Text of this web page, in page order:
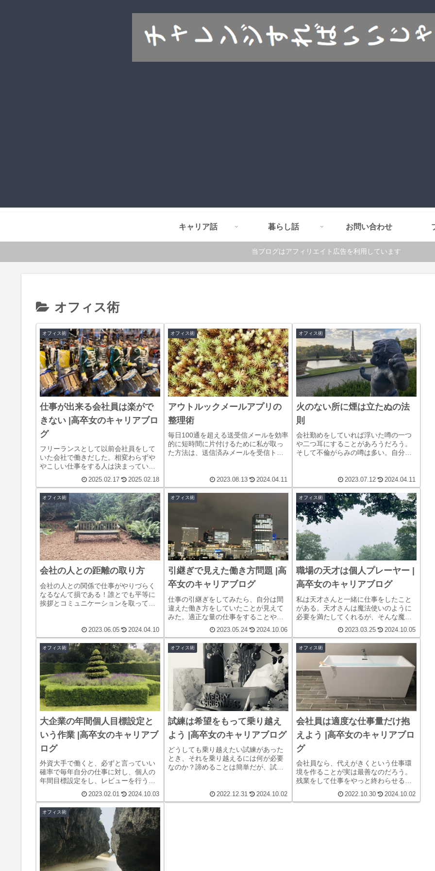
キャリア話 暮らし話 お問い合わせ
当ブログはアフィリエイト広告を利用しています
オフィス術
オフィス術
仕事が出来る会社員は楽がで
きない |高卒女のキャリアブロ
グ
フリーランスとして以前会社員をして
いた会社で働きだした。相変わらずや
やこしい仕事をする人は決まってい
ではなく、「仕事が出来る人＝取り組
める人」という構図なのである。
2025.02.17 2025.02.18
オフィス術
アウトルックメールアプリの
整理術
毎日100通を超える送受信メールを効率
的に短時間に片付けるために私が取っ
た方法は、送信済みメールを受信トレ
定し視覚に優しい補助機能も設定でき
る。
2023.08.13 2024.04.11
オフィス術
火のない所に煙は立たぬの法
則
会社勤めをしていれば浮いた噂の一つ
や二つ耳にすることがあろうだろう。
そして不倫がらみの噂は多い。自分に
2023.07.12 2024.04.11
オフィス術
会社の人との距離の取り方
会社の人との関係で仕事がやりづらく
なるなんて損である！誰とでも平等に
挨拶とコミュニケーションを取って賢
つければいいだけだ。
2023.06.05 2024.04.10
オフィス術
引継ぎで見えた働き方問題 |高
卒女のキャリアブログ
仕事の引継ぎをしてみたら、自分は間
違えた働き方をしていたことが見えて
みた。適正な量の仕事をすることや、
仕事の共有をしてリスクの少ない仕事
の回し方についての課題がよくみえて
しまったのである。一人頑張ってもそ
れは属人化した仕事を生み出すだけだ
2023.05.24 2024.10.06
オフィス術
職場の天才は個人プレーヤー |
高卒女のキャリアブログ
私は天才さんと一緒に仕事をしたこと
がある。天才さんは魔法使いのように
必要を満たしてくれるが、そんな魔法
は時間が来ると消えてしまい、結局自
分でツケを払うことになる。やっぱり
普通に凡人同士で助け合い、地道な努
力で仕組みを作り上げることが現実的
なのである。
2023.03.25 2024.10.05
オフィス術
大企業の年間個人目標設定と
いう作業 |高卒女のキャリアブ
ログ
外資大手で働くと、必ずと言っていい
確率で毎年自分の仕事に対し、個人の
年間目標設定をし、レビューを行うこ
的な評価に繋がるというのだが、どう
もそれは表向きの形式であるようにし
か思えない。
2023.02.01 2024.10.03
オフィス術
試練は希望をもって乗り越え
よう |高卒女のキャリアブログ
どうしても乗り越えたい試練があった
とき、それを乗り越えるには何が必要
なのか？諦めることは簡単だが、試練
い心と体に仲間と揺るがない希望を持
とう！
2022.12.31 2024.10.02
オフィス術
会社員は適度な仕事量だけ抱
えよう |高卒女のキャリアブロ
グ
会社員なら、代えがきくという仕事環
境を作ることが実は最善なのだろう。
残業をして仕事をやっと終わらせるよ
謀な仕事のやり方だったのだ。適正な
2022.10.30 2024.10.02
オフィス術